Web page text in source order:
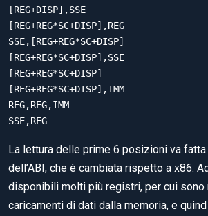
[REG+DISP],SSE
[REG+REG*SC+DISP],REG
SSE,[REG+REG*SC+DISP]
[REG+REG*SC+DISP],SSE
[REG+REG*SC+DISP]
[REG+REG*SC+DISP],IMM
REG,REG,IMM
SSE,REG
La lettura delle prime 6 posizioni va
dell’ABI, che è cambiata rispetto a x86.
disponibili molti più registri, per cui sono
caricamenti di dati dalla memoria, e